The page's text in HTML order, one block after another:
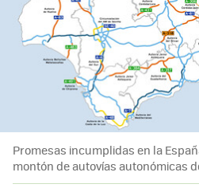
Promesas incumplidas en la
montón de autovías autonómicas